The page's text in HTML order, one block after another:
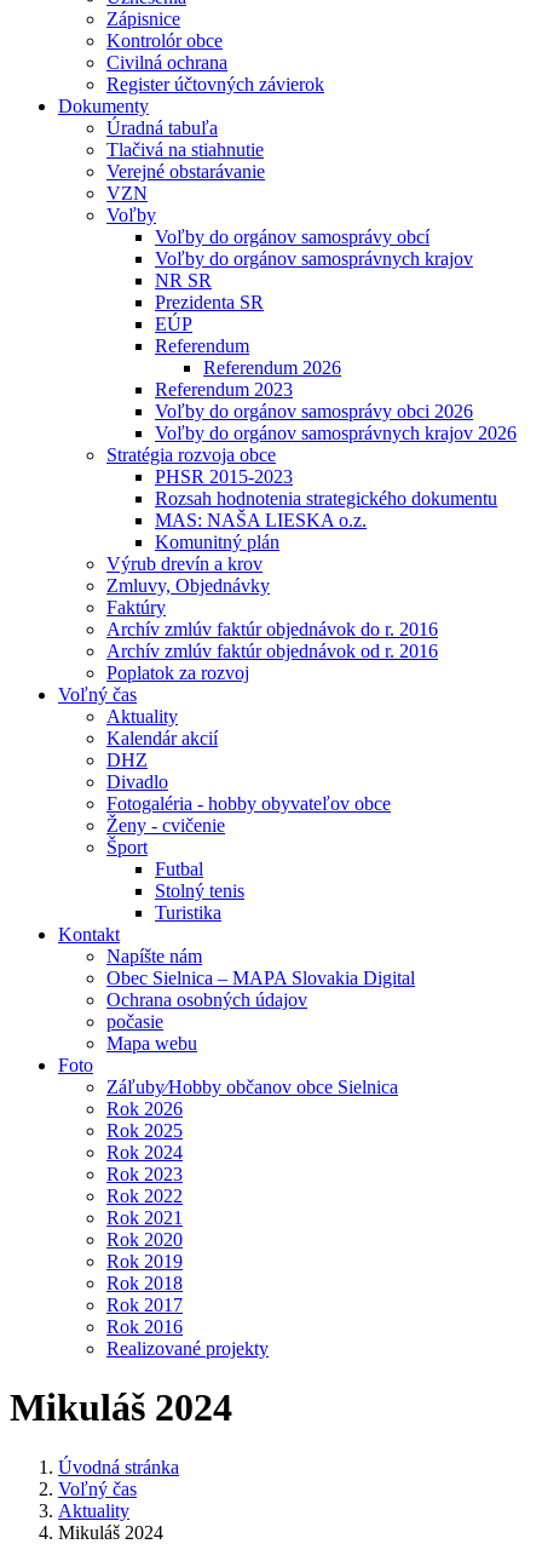
Zápisnice
Kontrolór obce
Civilná ochrana
Register účtovných závierok
Dokumenty
Úradná tabuľa
Tlačivá na stiahnutie
Verejné obstarávanie
VZN
Voľby
Voľby do orgánov samosprávy obcí
Voľby do orgánov samosprávnych krajov
NR SR
Prezidenta SR
EÚP
Referendum
Referendum 2026
Referendum 2023
Voľby do orgánov samosprávy obci 2026
Voľby do orgánov samosprávnych krajov 2026
Stratégia rozvoja obce
PHSR 2015-2023
Rozsah hodnotenia strategického dokumentu
MAS: NAŠA LIESKA o.z.
Komunitný plán
Výrub drevín a krov
Zmluvy, Objednávky
Faktúry
Archív zmlúv faktúr objednávok do r. 2016
Archív zmlúv faktúr objednávok od r. 2016
Poplatok za rozvoj
Voľný čas
Aktuality
Kalendár akcií
DHZ
Divadlo
Fotogaléria - hobby obyvateľov obce
Ženy - cvičenie
Šport
Futbal
Stolný tenis
Turistika
Kontakt
Napíšte nám
Obec Sielnica – MAPA Slovakia Digital
Ochrana osobných údajov
počasie
Mapa webu
Foto
Záľuby⁄Hobby občanov obce Sielnica
Rok 2026
Rok 2025
Rok 2024
Rok 2023
Rok 2022
Rok 2021
Rok 2020
Rok 2019
Rok 2018
Rok 2017
Rok 2016
Realizované projekty
Mikuláš 2024
Úvodná stránka
Voľný čas
Aktuality
Mikuláš 2024